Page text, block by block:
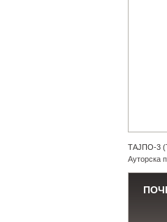
ТАЈПО-3
Ауторска